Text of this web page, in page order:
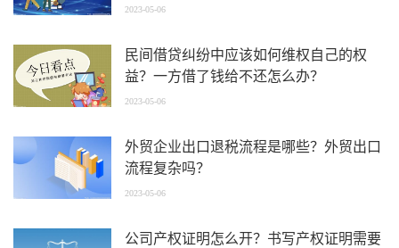
2023-05-06
民间借贷纠纷中应该如何维权自己的权
益？一方借了钱给不还怎么办？
2023-05-06
外贸企业出口退税流程是哪些？外贸出口
流程复杂吗？
2023-05-06
公司产权证明怎么开？书写产权证明需要